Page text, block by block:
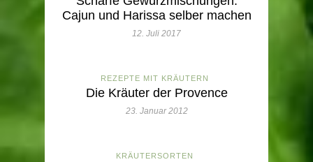
Cajun und Harissa selber machen
12. Juli 2017
REZEPTE MIT KRÄUTERN
Die Kräuter der Provence
23. Januar 2012
KRÄUTERSORTEN